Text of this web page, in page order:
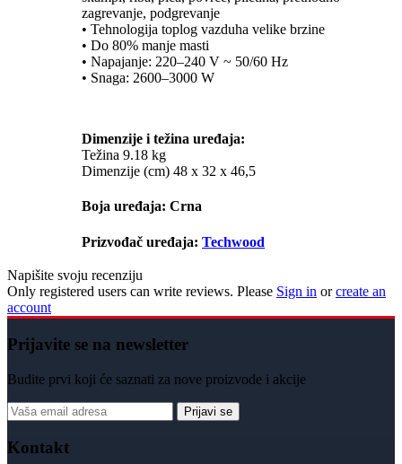
zagrevanje, podgrevanje
• Tehnologija toplog vazduha velike brzine
• Do 80% manje masti
• Napajanje: 220–240 V ~ 50/60 Hz
• Snaga: 2600–3000 W
Dimenzije i težina uređaja:
Težina 9.18 kg
Dimenzije (cm) 48 x 32 x 46,5
Boja uređaja: Crna
Prizvođač uređaja: Techwood
Napišite svoju recenziju
Only registered users can write reviews. Please Sign in orcreate an
account
Prijavite se na newsletter
Budite prvi koji će saznati za nove proizvode i akcije
Prijavi se
Kontakt